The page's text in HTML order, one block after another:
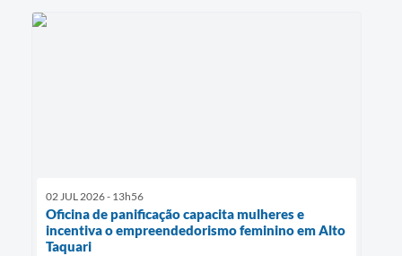
02 JUL 2026 - 13h56
Oficina de panificação capacita mulheres e
incentiva o empreendedorismo feminino em Alto
Taquari